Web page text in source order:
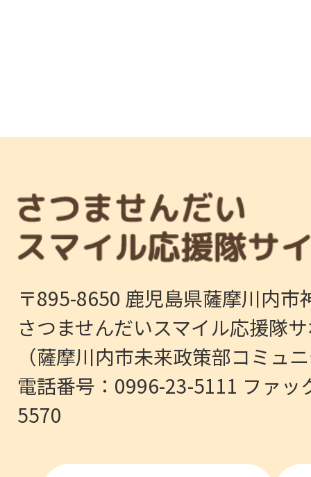
〒895-8650 鹿児島県薩摩川内市
さつませんだいスマイル応援隊
（薩摩川内市未来政策部コミュ
電話番号：0996-23-5111 ファッ
5570